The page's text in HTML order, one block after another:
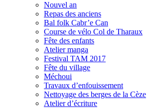
Nouvel an
Repas des anciens
Bal folk Cabr’e Can
Course de vélo Col de Tharaux
Fête des enfants
Atelier manga
Festival TAM 2017
Fête du village
Méchoui
Travaux d’enfouissement
Nettoyage des berges de la Cèze
Atelier d’écriture